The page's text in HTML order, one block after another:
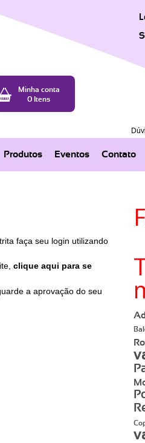
Minha conta
0 Itens
Produtos Eventos Contato
faça seu login utilizando
clique aqui para se
a aprovação do seu